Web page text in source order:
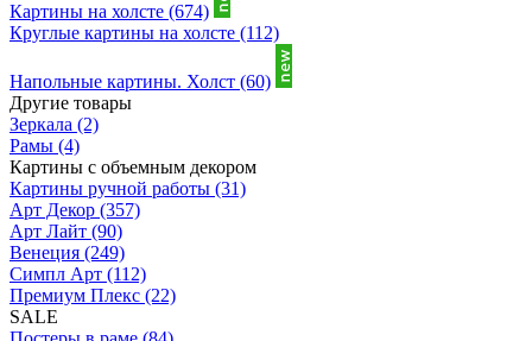
Картины на холсте (674)
Круглые картины на холсте (112)
Напольные картины. Холст (60)
Другие товары
Зеркала (2)
Рамы (4)
Картины с объемным декором
Картины ручной работы (31)
Арт Декор (357)
Арт Лайт (90)
Венеция (249)
Симпл Арт (112)
Премиум Плекс (22)
SALE